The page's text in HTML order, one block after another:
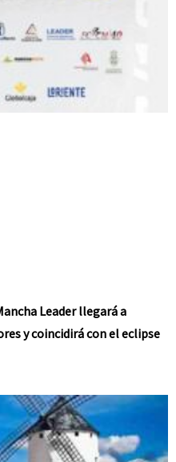
Leader llegará a
y coincidirá con el eclipse